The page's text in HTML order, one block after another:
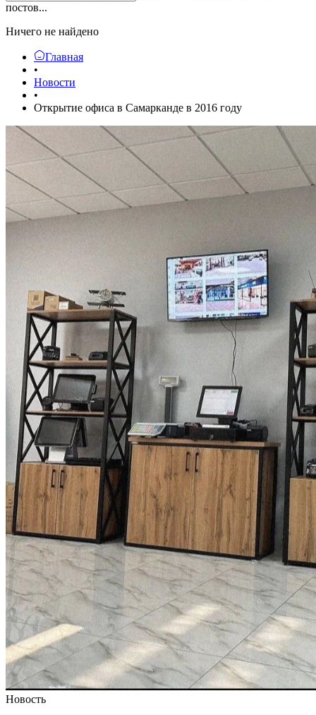
постов...
Ничего не найдено
Главная
•
Новости
•
Открытие офиса в Самарканде в 2016 году
Новость